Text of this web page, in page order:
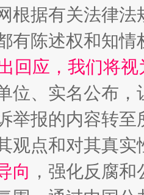
今
根据有关法律
有陈述权和知情
回应，我们将
位、实名公布
举报的内容转
观点和对其真实
向 ，强化反腐